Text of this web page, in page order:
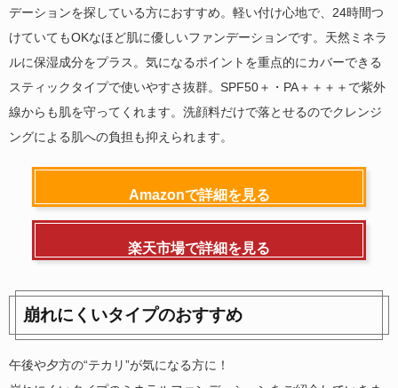
デーションを探している方におすすめ。軽い付け心地で、24時間つ
けていてもOKなほど肌に優しいファンデーションです。天然ミネラ
ルに保湿成分をプラス。気になるポイントを重点的にカバーできる
スティックタイプで使いやすさ抜群。SPF50＋・PA＋＋＋＋で紫外
線からも肌を守ってくれます。洗顔料だけで落とせるのでクレンジ
ングによる肌への負担も抑えられます。
Amazonで詳細を見る
楽天市場で詳細を見る
崩れにくいタイプのおすすめ
午後や夕方の“テカリ”が気になる方に！